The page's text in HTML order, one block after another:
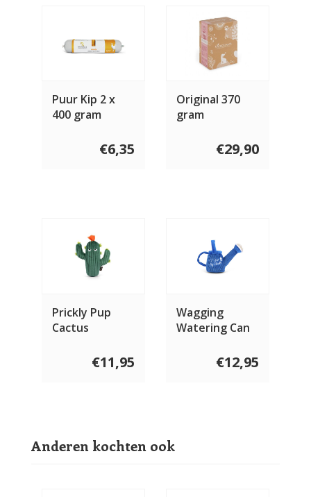
Puur Kip 2 x
400 gram
€6,35
Original 370
gram
€29,90
Prickly Pup
Cactus
€11,95
Wagging
Watering Can
€12,95
Anderen kochten ook